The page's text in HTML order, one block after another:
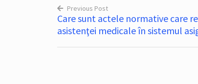
Navigare
în
Previous Post
Care sunt actele normative care
asistenţei medicale în sistemul